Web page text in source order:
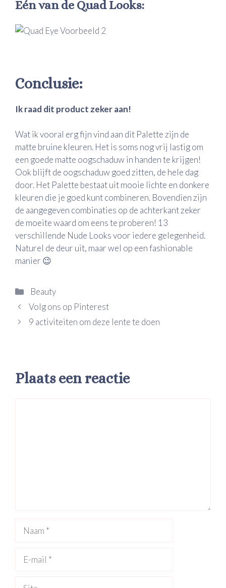
Eén van de Quad Looks:
Conclusie:
Ik raad dit product zeker aan!
Wat ik vooral erg fijn vind aan dit Palette zijn de
matte bruine kleuren. Het is soms nog vrij lastig om
een goede matte oogschaduw in handen te krijgen!
Ook blijft de oogschaduw goed zitten, de hele dag
door. Het Palette bestaat uit mooie lichte en donkere
kleuren die je goed kunt combineren. Bovendien zijn
de aangegeven combinaties op de achterkant zeker
de moeite waard om eens te proberen! 13
verschillende Nude Looks voor iedere gelegenheid.
Naturel de deur uit, maar wel op een fashionable
manier 😉
Categorieën
Beauty
Volg ons op Pinterest
9 activiteiten om deze lente te doen
Plaats een reactie
mail